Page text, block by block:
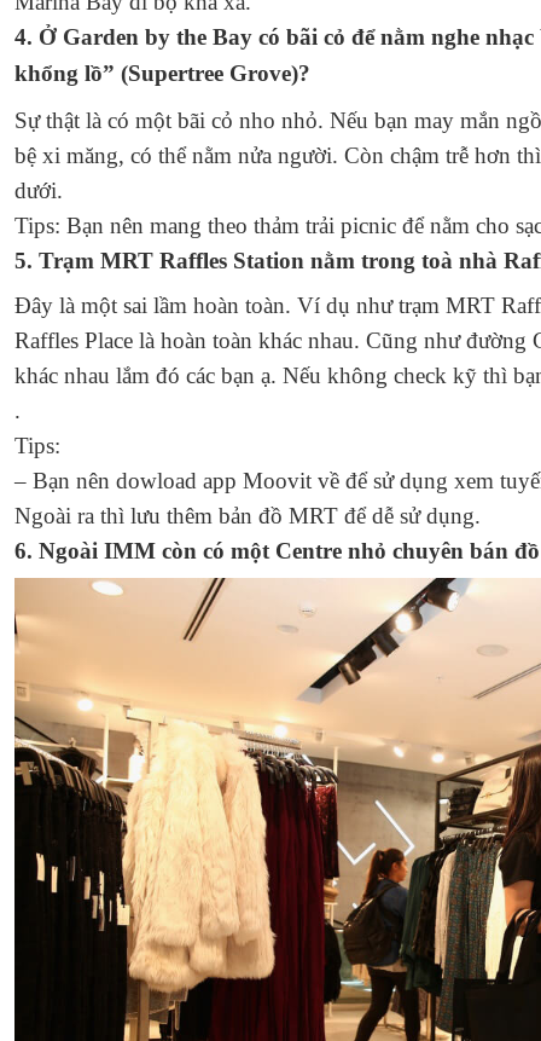
4. Ở Garden by the Bay có bãi cỏ để nằm nghe
khổng lồ” (Supertree Grove)?
Sự thật là có một bãi cỏ nho nhỏ. Nếu bạn may mắn
bệ xi măng, có thể nằm nửa người. Còn chậm trễ hơn
dưới.
Tips: Bạn nên mang theo thảm trải picnic để nằm cho
5. Trạm MRT Raffles Station nằm trong toà nhà
Đây là một sai lầm hoàn toàn. Ví dụ như trạm MRT
Raffles Place là hoàn toàn khác nhau. Cũng như
khác nhau lắm đó các bạn ạ. Nếu không check kỹ thì
.
Tips:
– Bạn nên dowload app Moovit về để sử dụng xem
Ngoài ra thì lưu thêm bản đồ MRT để dễ sử dụng.
6. Ngoài IMM còn có một Centre nhỏ chuyên bán